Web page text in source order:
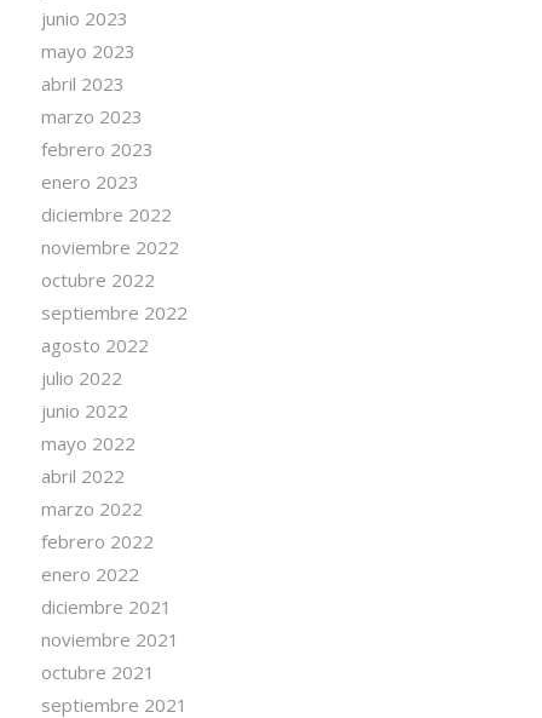
junio 2023
mayo 2023
abril 2023
marzo 2023
febrero 2023
enero 2023
diciembre 2022
noviembre 2022
octubre 2022
septiembre 2022
agosto 2022
julio 2022
junio 2022
mayo 2022
abril 2022
marzo 2022
febrero 2022
enero 2022
diciembre 2021
noviembre 2021
octubre 2021
septiembre 2021